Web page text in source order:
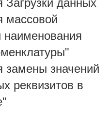
массовой
наименования
замены значений
реквизитов в